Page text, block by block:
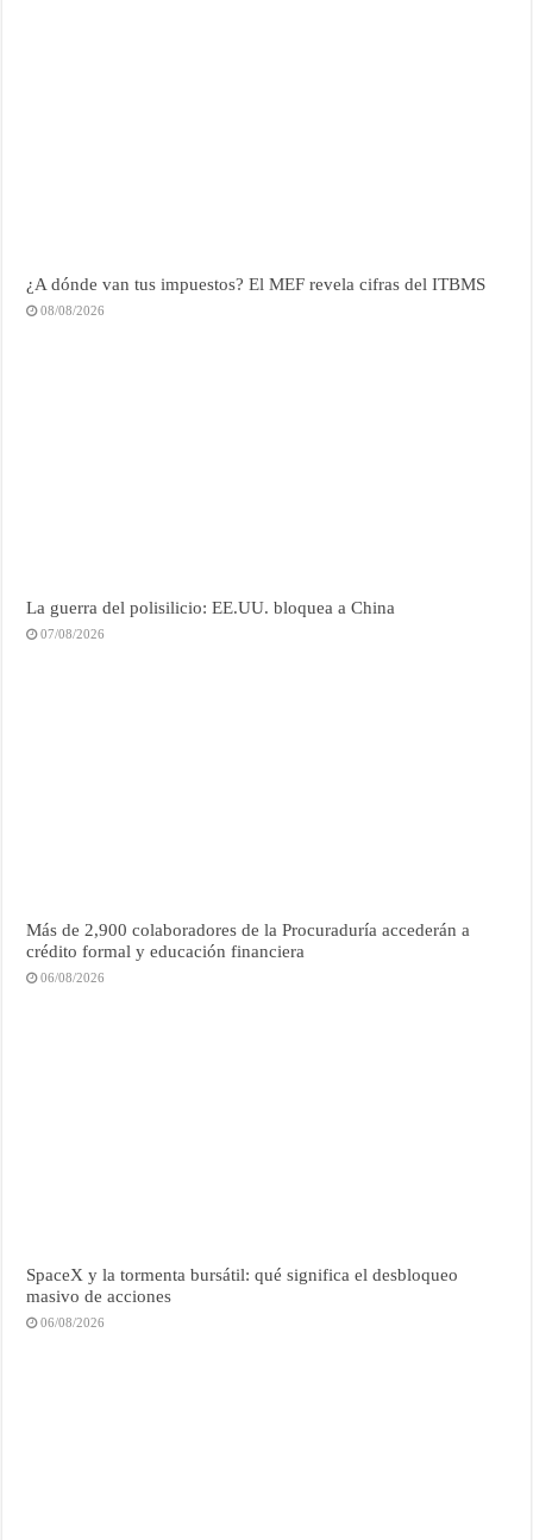
¿A dónde van tus impuestos? El MEF revela cifras del ITBMS
08/08/2026
La guerra del polisilicio: EE.UU. bloquea a China
07/08/2026
Más de 2,900 colaboradores de la Procuraduría accederán a
crédito formal y educación financiera
06/08/2026
SpaceX y la tormenta bursátil: qué significa el desbloqueo
masivo de acciones
06/08/2026